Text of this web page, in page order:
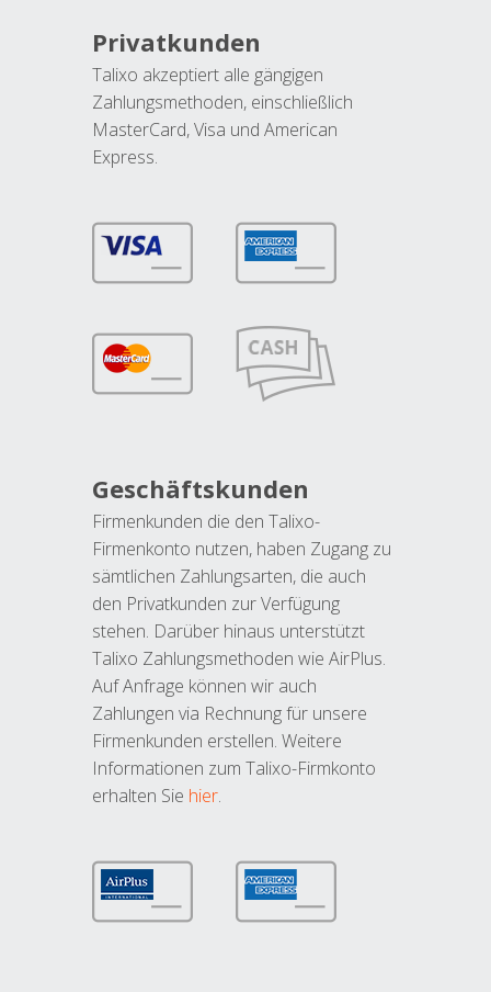
Privatkunden
Talixo akzeptiert alle gängigen
Zahlungsmethoden, einschließlich
MasterCard, Visa und American
Express.
Geschäftskunden
Firmenkunden die den Talixo-
Firmenkonto nutzen, haben Zugang zu
sämtlichen Zahlungsarten, die auch
den Privatkunden zur Verfügung
stehen. Darüber hinaus unterstützt
Talixo Zahlungsmethoden wie AirPlus.
Auf Anfrage können wir auch
Zahlungen via Rechnung für unsere
Firmenkunden erstellen. Weitere
Informationen zum Talixo-Firmkonto
erhalten Sie hier.